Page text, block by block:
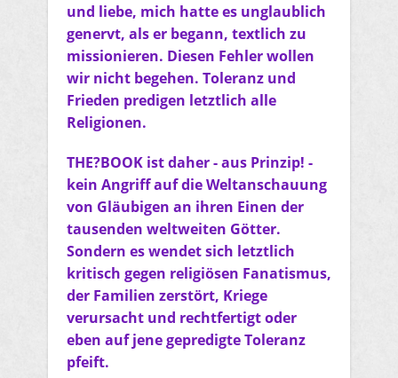
und liebe, mich hatte es unglaublich
genervt, als er begann, textlich zu
missionieren. Diesen Fehler wollen
wir nicht begehen. Toleranz und
Frieden predigen letztlich alle
Religionen.
THE?BOOK ist daher - aus Prinzip! -
kein Angriff auf die Weltanschauung
von Gläubigen an ihren Einen der
tausenden weltweiten Götter.
Sondern es wendet sich letztlich
kritisch gegen religiösen Fanatismus,
der Familien zerstört, Kriege
verursacht und rechtfertigt oder
eben auf jene gepredigte Toleranz
pfeift.